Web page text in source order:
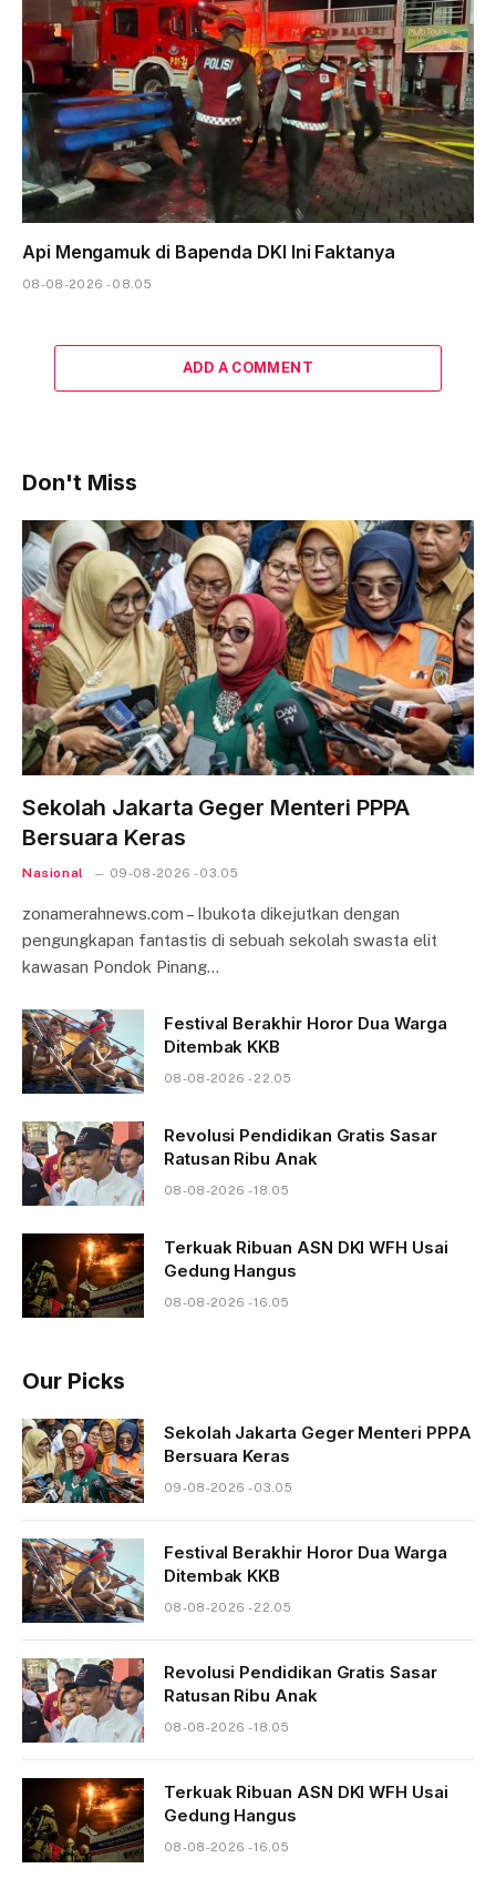
Api Mengamuk di Bapenda DKI Ini Faktanya
08-08-2026 - 08.05
ADD A COMMENT
Don't Miss
Sekolah Jakarta Geger Menteri PPPA
Bersuara Keras
Nasional 09-08-2026 - 03.05
zonamerahnews.com – Ibukota dikejutkan dengan
pengungkapan fantastis di sebuah sekolah swasta elit
kawasan Pondok Pinang…
Festival Berakhir Horor Dua Warga
Ditembak KKB
08-08-2026 - 22.05
Revolusi Pendidikan Gratis Sasar
Ratusan Ribu Anak
08-08-2026 - 18.05
Terkuak Ribuan ASN DKI WFH Usai
Gedung Hangus
08-08-2026 - 16.05
Our Picks
Sekolah Jakarta Geger Menteri PPPA
Bersuara Keras
09-08-2026 - 03.05
Festival Berakhir Horor Dua Warga
Ditembak KKB
08-08-2026 - 22.05
Revolusi Pendidikan Gratis Sasar
Ratusan Ribu Anak
08-08-2026 - 18.05
Terkuak Ribuan ASN DKI WFH Usai
Gedung Hangus
08-08-2026 - 16.05